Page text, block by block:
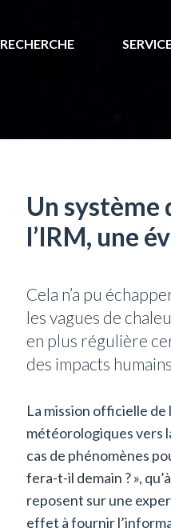
RECHERCHE
Un système
l’IRM, une
Cela n’a pu
les vagues de
en plus régulière
des impacts
La mission officielle
météorologiques vers
cas de phénomènes
fera-t-il demain ? »,
reposent sur une
effet à fournir